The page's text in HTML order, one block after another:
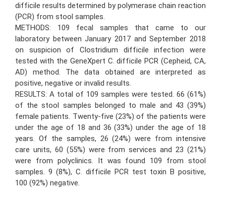
difficile results determined by polymerase chain reaction
(PCR) from stool samples.
METHODS: 109 fecal samples that came to our
laboratory between January 2017 and September 2018
on suspicion of Clostridium difficile infection were
tested with the GeneXpert C. difficile PCR (Cepheid, CA,
AD) method. The data obtained are interpreted as
positive, negative or invalid results.
RESULTS: A total of 109 samples were tested. 66 (61%)
of the stool samples belonged to male and 43 (39%)
female patients. Twenty-five (23%) of the patients were
under the age of 18 and 36 (33%) under the age of 18
years. Of the samples, 26 (24%) were from intensive
care units, 60 (55%) were from services and 23 (21%)
were from polyclinics. It was found 109 from stool
samples. 9 (8%), C. difficile PCR test toxin B positive,
100 (92%) negative.